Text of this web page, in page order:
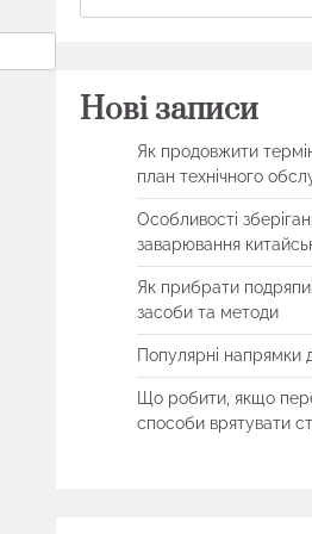
Нові записи
Як продовжити
план технічного
Особливості
заварювання
Як прибрати
засоби та методи
Популярні напрямки
Що робити, якщо
способи врятувати